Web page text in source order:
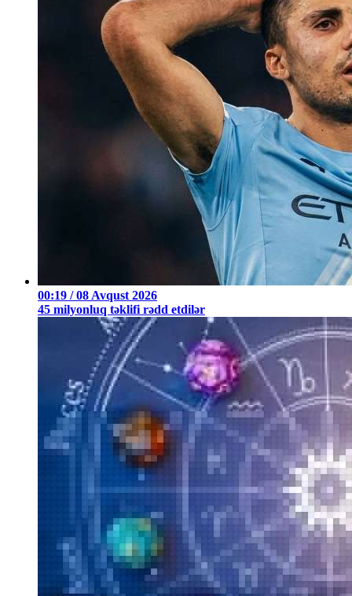
00:19 / 08 Avqust 2026
45 milyonluq təklifi rədd etdilər